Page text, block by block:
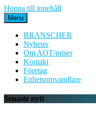
Hoppa till innehåll
Menu
BRANSCHER
Nyheter
Om AOT/priser
Kontakt
Företag
Enhetsomvandlare
Senaste nytt